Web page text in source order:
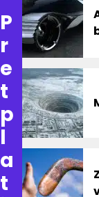
P
r
e
t
p
l
a
t